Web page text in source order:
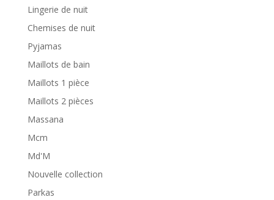
Lingerie de nuit
Chemises de nuit
Pyjamas
Maillots de bain
Maillots 1 pièce
Maillots 2 pièces
Massana
Mcm
Md'M
Nouvelle collection
Parkas